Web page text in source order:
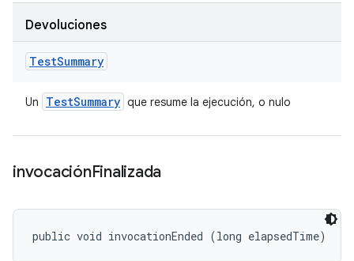
Devoluciones
TestSummary
Un TestSummary que resume la ejecución, o nulo
invocaciónFinalizada
public void invocationEnded (long elapsedTime)